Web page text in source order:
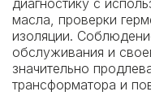
диагностику с
масла, проверки
изоляции.
обслуживания и
значительно
трансформатора и